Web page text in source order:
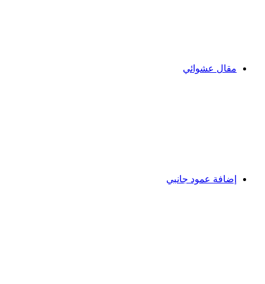
مقال عشوائي
إضافة عمود جانبي